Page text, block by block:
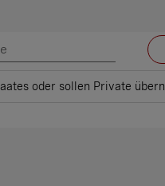
oder sollen Private